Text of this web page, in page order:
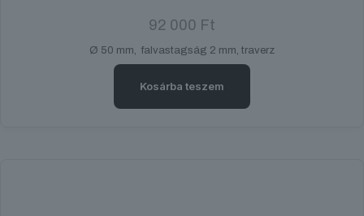
92 000 Ft
Ø 50 mm, falvastagság 2 mm, traverz
Kosárba teszem